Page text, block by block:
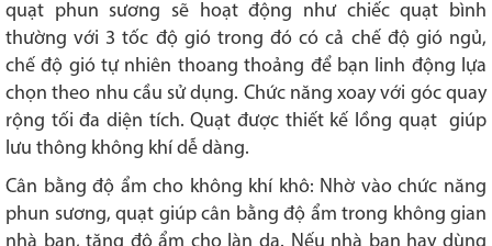
quạt phun sương sẽ hoạt động như chiếc quạt bình
thường với 3 tốc độ gió trong đó có cả chế độ gió ngủ,
chế độ gió tự nhiên thoang thoảng để bạn linh động lựa
chọn theo nhu cầu sử dụng. Chức năng xoay với góc quay
rộng tối đa diện tích. Quạt được thiết kế lồng quạt giúp
lưu thông không khí dễ dàng.
Cân bằng độ ẩm cho không khí khô: Nhờ vào chức năng
phun sương, quạt giúp cân bằng độ ẩm trong không gian